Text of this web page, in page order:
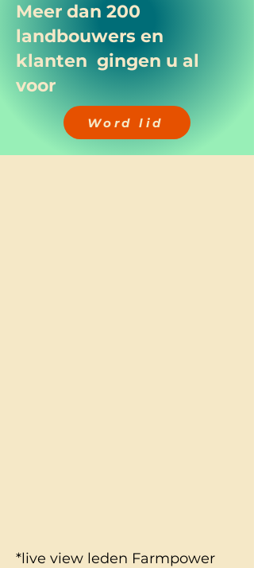
Meer dan 200
landbouwers en
klanten gingen u al
voor
Word lid
*live view leden Farmpower